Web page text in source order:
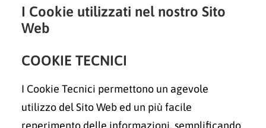
I Cookie utilizzati nel nostro Sito
Web
COOKIE TECNICI
I Cookie Tecnici permettono un agevole
utilizzo del Sito Web ed un più facile
reperimento delle informazioni, semplificando